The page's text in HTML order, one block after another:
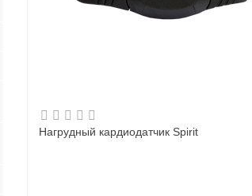
Нагрудный кардиодатчик Spirit